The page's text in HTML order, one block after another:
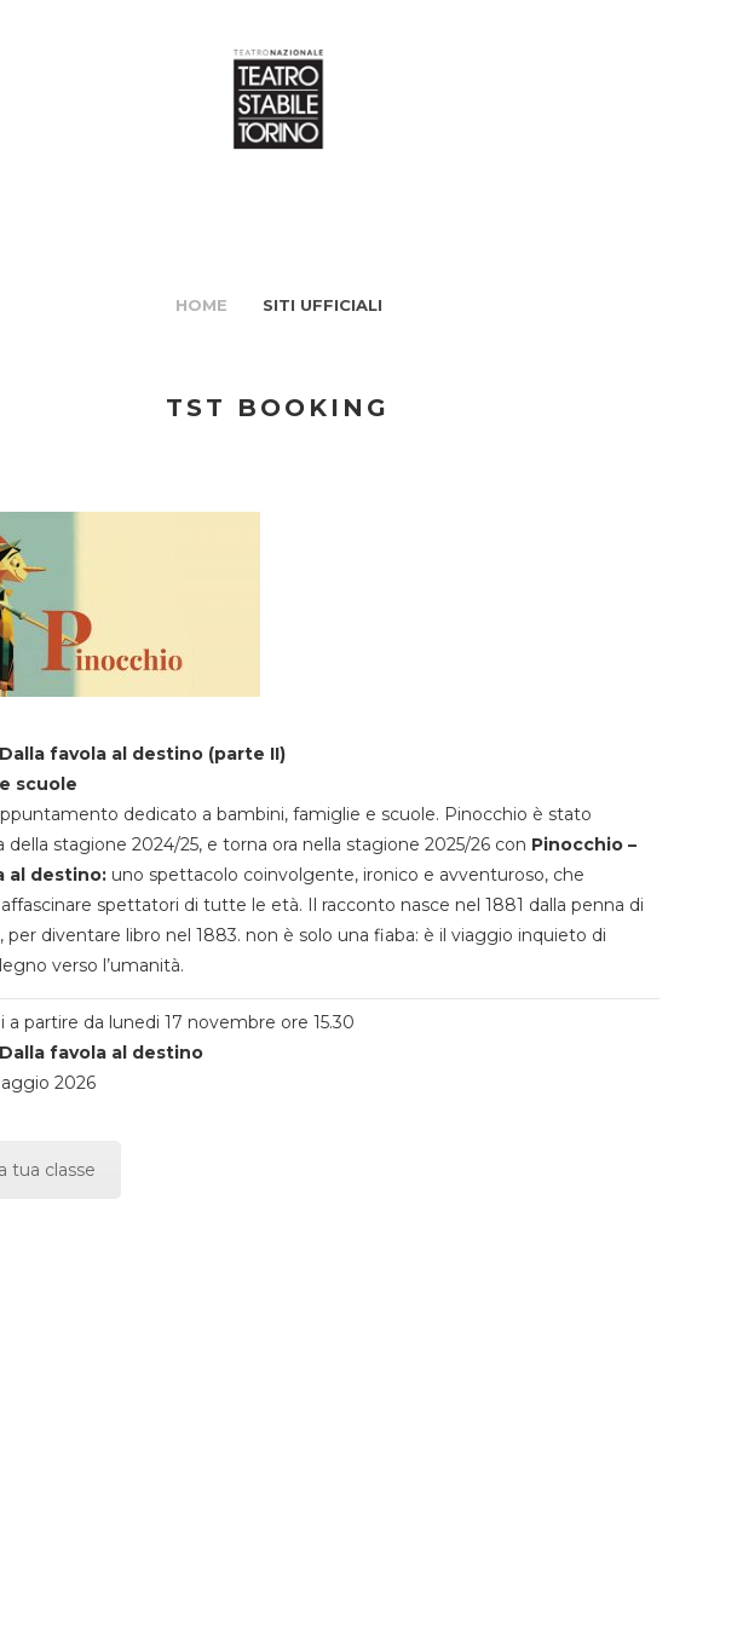
HOME SITI UFFICIALI
TST BOOKING
favola al destino (parte II)
scuole
dedicato a bambini, famiglie e scuole. Pinocchio è stato
stagione 2024/25, e torna ora nella stagione 2025/26 con Pinocchio –
al destino:uno spettacolo coinvolgente, ironico e avventuroso, che
spettatori di tutte le età. Il racconto nasce nel 1881 dalla penna di
per diventare libro nel 1883. non è solo una fiaba: è il viaggio inquieto di
verso l’umanità.
a partire da lunedi 17 novembre ore 15.30
favola al destino
2026
tua classe